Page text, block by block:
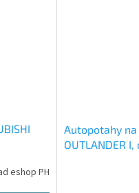
eshop PH
Autopotahy na
OUTLANDER I,